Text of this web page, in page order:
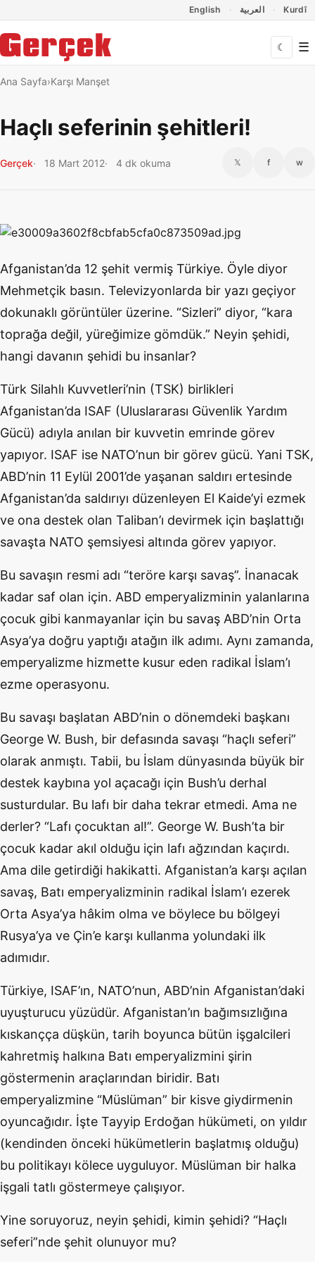
English العربية Kurdî
☾ ☰
Ana Sayfa Karşı Manşet
Haçlı seferinin şehitleri!
Gerçek 18 Mart 2012 4 dk okuma 𝕏 f w
Afganistan’da 12 şehit vermiş Türkiye. Öyle diyor
Mehmetçik basın. Televizyonlarda bir yazı geçiyor
dokunaklı görüntüler üzerine. “Sizleri” diyor, “kara
toprağa değil, yüreğimize gömdük.” Neyin şehidi,
hangi davanın şehidi bu insanlar?
Türk Silahlı Kuvvetleri’nin (TSK) birlikleri
Afganistan’da ISAF (Uluslararası Güvenlik Yardım
Gücü) adıyla anılan bir kuvvetin emrinde görev
yapıyor. ISAF ise NATO’nun bir görev gücü. Yani TSK,
ABD’nin 11 Eylül 2001’de yaşanan saldırı ertesinde
Afganistan’da saldırıyı düzenleyen El Kaide’yi ezmek
ve ona destek olan Taliban’ı devirmek için başlattığı
savaşta NATO şemsiyesi altında görev yapıyor.
Bu savaşın resmi adı “teröre karşı savaş”. İnanacak
kadar saf olan için. ABD emperyalizminin yalanlarına
çocuk gibi kanmayanlar için bu savaş ABD’nin Orta
Asya’ya doğru yaptığı atağın ilk adımı. Aynı zamanda,
emperyalizme hizmette kusur eden radikal İslam’ı
ezme operasyonu.
Bu savaşı başlatan ABD’nin o dönemdeki başkanı
George W. Bush, bir defasında savaşı “haçlı seferi”
olarak anmıştı. Tabii, bu İslam dünyasında büyük bir
destek kaybına yol açacağı için Bush’u derhal
susturdular. Bu lafı bir daha tekrar etmedi. Ama ne
derler? “Lafı çocuktan al!”. George W. Bush’ta bir
çocuk kadar akıl olduğu için lafı ağzından kaçırdı.
Ama dile getirdiği hakikatti. Afganistan’a karşı açılan
savaş, Batı emperyalizminin radikal İslam’ı ezerek
Orta Asya’ya hâkim olma ve böylece bu bölgeyi
Rusya’ya ve Çin’e karşı kullanma yolundaki ilk
adımıdır.
Türkiye, ISAF’ın, NATO’nun, ABD’nin Afganistan’daki
uyuşturucu yüzüdür. Afganistan’ın bağımsızlığına
kıskançça düşkün, tarih boyunca bütün işgalcileri
kahretmiş halkına Batı emperyalizmini şirin
göstermenin araçlarından biridir. Batı
emperyalizmine “Müslüman” bir kisve giydirmenin
oyuncağıdır. İşte Tayyip Erdoğan hükümeti, on yıldır
(kendinden önceki hükümetlerin başlatmış olduğu)
bu politikayı kölece uyguluyor. Müslüman bir halka
işgali tatlı göstermeye çalışıyor.
Yine soruyoruz, neyin şehidi, kimin şehidi? “Haçlı
seferi”nde şehit olunuyor mu?